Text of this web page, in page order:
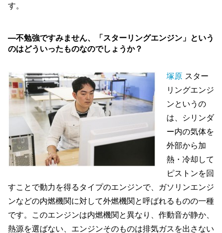
す。
―不勉強ですみません、「スターリングエンジン」という
のはどういったものなのでしょうか？
塚原 スター
リングエンジ
ンというの
は、シリンダ
ー内の気体を
外部から加
熱・冷却して
ピストンを回
すことで動力を得るタイプのエンジンで、ガソリンエンジ
ンなどの内燃機関に対して外燃機関と呼ばれるものの一種
です。このエンジンは内燃機関と異なり、作動音が静か、
熱源を選ばない、エンジンそのものは排気ガスを出さない